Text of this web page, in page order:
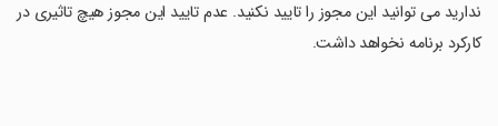
ندارید می توانید این مجوز را تایید نکنید. عدم تایید این مجوز هیچ تاثیری در
کارکرد برنامه نخواهد داشت.